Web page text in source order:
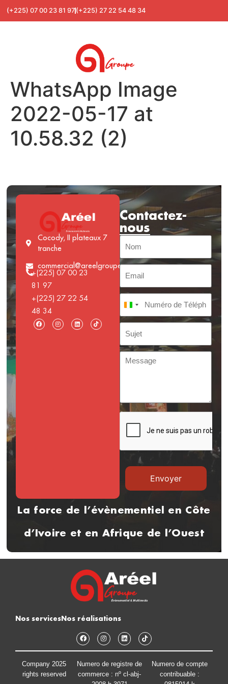
(+225) 07 00 23 81 97 (+225) 27 22 54 48 34
WhatsApp Image
2022-05-17 at
10.58.32 (2)
Cocody, II plateaux 7
tranche
commercial@areelgroupe.com
+(225) 07 00 23
81 97
+(225) 27 22 54
48 34
Contactez-
nous
Côte d’Ivoire +225
La force de l’évènementiel en Côte
d’Ivoire et en Afrique de l’Ouest
Nos services Nos réalisations
Company 2025
rights reserved
Numero de registre de
commerce : nº cl-abj-
Numero de compte
contribuable :